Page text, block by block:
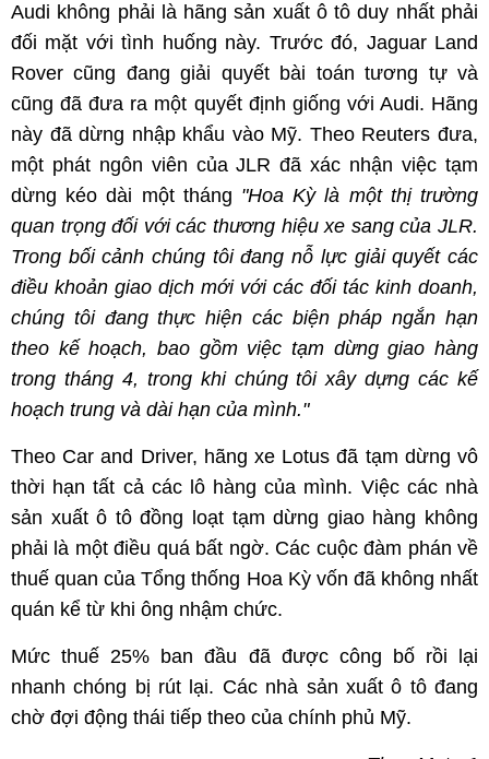
Audi không phải là hãng sản xuất ô tô duy nhất phải
đối mặt với tình huống này. Trước đó, Jaguar Land
Rover cũng đang giải quyết bài toán tương tự và
cũng đã đưa ra một quyết định giống với Audi. Hãng
này đã dừng nhập khẩu vào Mỹ. Theo Reuters đưa,
một phát ngôn viên của JLR đã xác nhận việc tạm
dừng kéo dài một tháng "Hoa Kỳ là một thị trường
quan trọng đối với các thương hiệu xe sang của JLR.
Trong bối cảnh chúng tôi đang nỗ lực giải quyết các
điều khoản giao dịch mới với các đối tác kinh doanh,
chúng tôi đang thực hiện các biện pháp ngắn hạn
theo kế hoạch, bao gồm việc tạm dừng giao hàng
trong tháng 4, trong khi chúng tôi xây dựng các kế
hoạch trung và dài hạn của mình."
Theo Car and Driver, hãng xe Lotus đã tạm dừng vô
thời hạn tất cả các lô hàng của mình. Việc các nhà
sản xuất ô tô đồng loạt tạm dừng giao hàng không
phải là một điều quá bất ngờ. Các cuộc đàm phán về
thuế quan của Tổng thống Hoa Kỳ vốn đã không nhất
quán kể từ khi ông nhậm chức.
Mức thuế 25% ban đầu đã được công bố rồi lại
nhanh chóng bị rút lại. Các nhà sản xuất ô tô đang
chờ đợi động thái tiếp theo của chính phủ Mỹ.